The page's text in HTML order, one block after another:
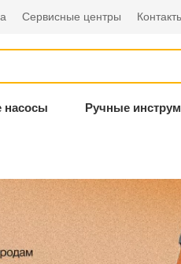
Сервисные центры
насосы Ручные